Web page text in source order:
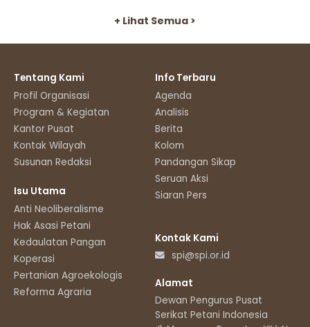
+ Lihat Semua >
Tentang Kami
Profil Organisasi
Program & Kegiatan
Kantor Pusat
Kontak Wilayah
Susunan Redaksi
Isu Utama
Anti Neoliberalisme
Hak Asasi Petani
Kedaulatan Pangan
Koperasi
Pertanian Agroekologis
Reforma Agraria
Info Terbaru
Agenda
Analisis
Berita
Kolom
Pandangan Sikap
Seruan Aksi
Siaran Pers
Kontak Kami
spi@spi.or.id
Alamat
Dewan Pengurus Pusat
Serikat Petani Indonesia